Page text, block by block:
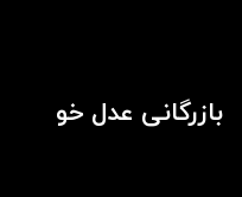
بازرگانی عدل خو